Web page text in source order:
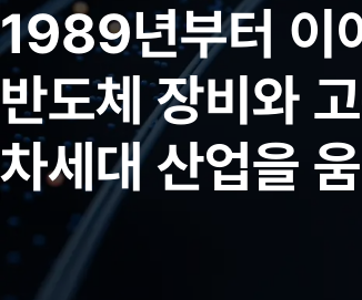
1989년부터 이
반도체 장비와
차세대 산업을